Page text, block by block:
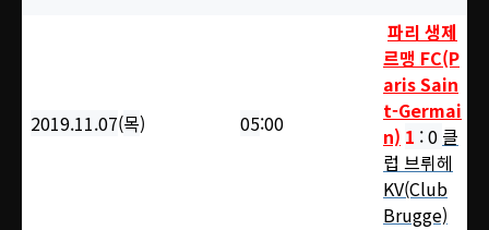
2019.11.07(목) 05:00
파리 생제
르맹 FC(P
aris Sain
t-Germai
n) 1 : 0 클
럽 브뤼헤
KV(Club
Brugge)